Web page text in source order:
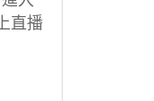
直播